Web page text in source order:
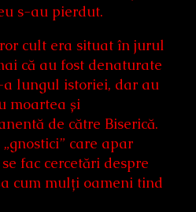
s-au pierdut.
cult era situat în jurul
că au fost denaturate
lungul istoriei, dar au
moartea și
de către Biserică.
care apar
fac cercetări despre
cum mulți oameni tind